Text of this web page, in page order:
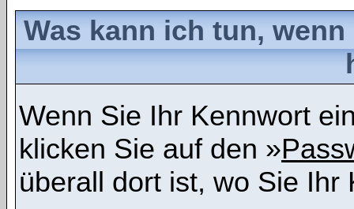
Was kann ich tun,
Wenn Sie Ihr Kennwort
klicken Sie auf den »
überall dort ist, wo Sie